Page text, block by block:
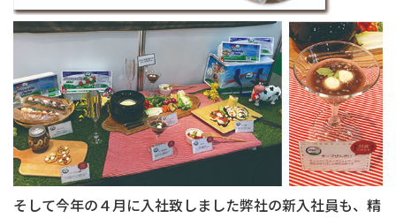
そして今年の４月に入社致しました弊社の新入社員も、精